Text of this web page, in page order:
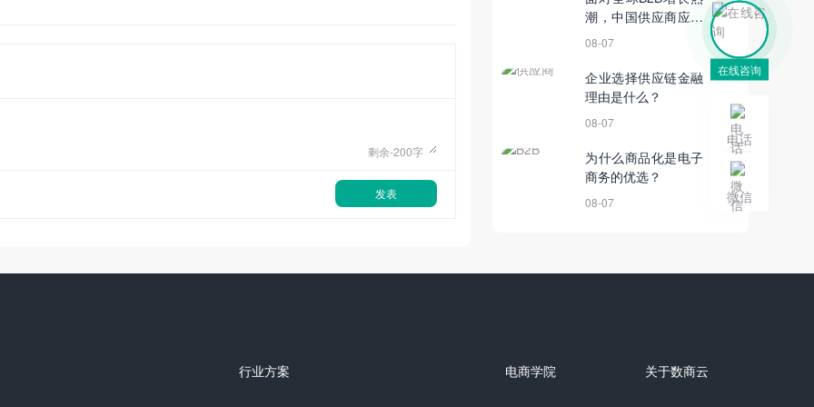
剩余-200字
发表
潮，中国供应商应优
先做好哪两手准备？
08-07
企业选择供应链金融
理由是什么？
08-07
为什么商品化是电子
商务的优选？
08-07
行业方案 电商学院 关于数商云
在线咨询
电话
微信